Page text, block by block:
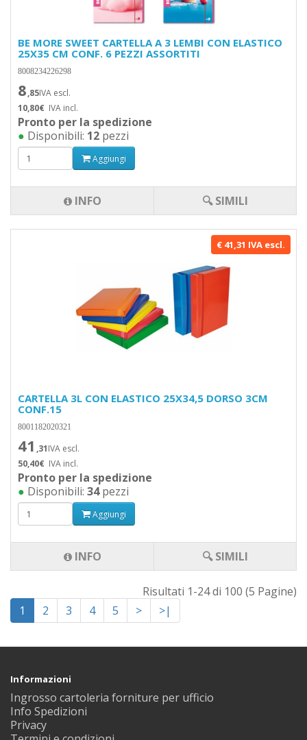
€ 41,31 IVA escl.
CARTELLA 3L CON ELASTICO 25X34,5 DORSO 3CM
CONF.15
8001182020321
41 ,31IVA escl.
50,40€ IVA incl.
Pronto per la spedizione
● Disponibili: 34pezzi
Aggiungi
INFO 🔍 SIMILI
BE MORE SWEET CARTELLA A 3 LEMBI CON ELASTICO
25X35 CM CONF. 6 PEZZI ASSORTITI
8008234226298
8,85IVA escl.
10,80€ IVA incl.
Pronto per la spedizione
● Disponibili: 12 pezzi
Aggiungi
INFO 🔍 SIMILI
1 2 3 4 5 > >|
Risultati 1-24 di 100 (5 Pagine)
Informazioni
Ingrosso cartoleria forniture per ufficio
Info Spedizioni
Privacy